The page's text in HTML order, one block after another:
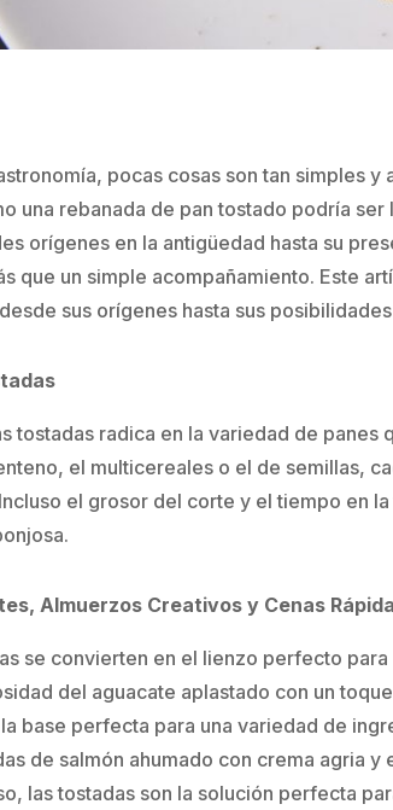
pocas cosas son tan simples
una rebanada de pan tostado podría
orígenes en la antigüedad hasta su
que un simple acompañamiento. Este
sus orígenes hasta sus
tostadas radica en la variedad de
el multicereales o el de semillas,
el grosor del corte y el tiempo en
Almuerzos Creativos y Cenas
se convierten en el lienzo perfecto
del aguacate aplastado con un
base perfecta para una variedad de
de salmón ahumado con crema agria
las tostadas son la solución perfecta